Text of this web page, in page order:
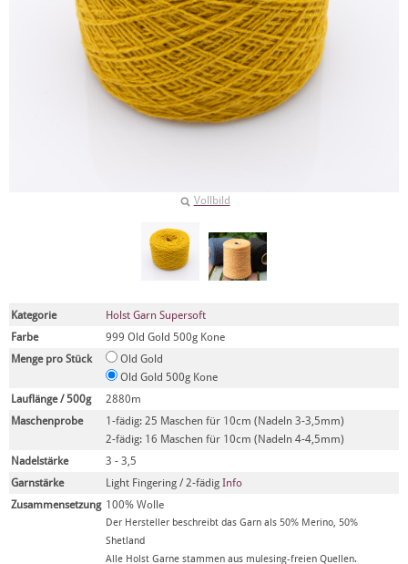
Vollbild
Kategorie
Holst Garn Supersoft
Farbe
999 Old Gold 500g Kone
Menge pro Stück
Old Gold
Old Gold 500g Kone
Lauflänge / 500g
2880m
Maschenprobe
1-fädig: 25 Maschen für 10cm (Nadeln 3-3,5mm)
2-fädig: 16 Maschen für 10cm (Nadeln 4-4,5mm)
Nadelstärke
3 - 3,5
Garnstärke
Light Fingering / 2-fädig Info
Zusammensetzung 100% Wolle
Der Hersteller beschreibt das Garn als 50% Merino, 50%
Shetland
Alle Holst Garne stammen aus mulesing-freien Quellen.